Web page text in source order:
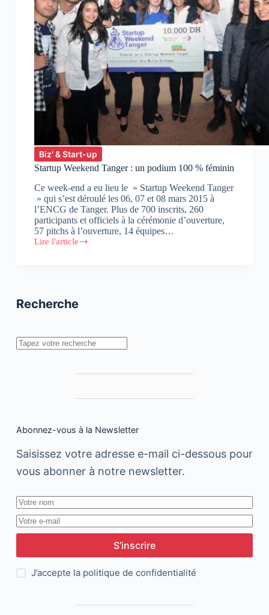
Biz' & Start-up
Startup Weekend Tanger : un podium 100 % féminin
Ce week-end a eu lieu le » Startup Weekend Tanger
» qui s’est déroulé les 06, 07 et 08 mars 2015 à
l’ENCG de Tanger. Plus de 700 inscrits, 260
participants et officiels à la cérémonie d’ouverture,
57 pitchs à l’ouverture, 14 équipes…
Lire l'article
Startup
100
Recherche
Rechercher
Abonnez-vous à la Newsletter
Saisissez votre adresse e-mail ci-dessous pour
vous abonner à notre newsletter.
S’inscrire
J’accepte la politique de confidentialité